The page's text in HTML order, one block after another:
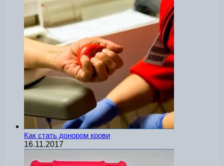
Как стать донором крови
16.11.2017